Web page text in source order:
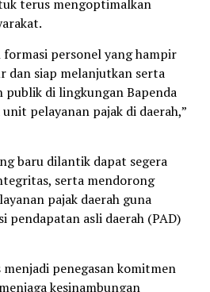
terus mengoptimalkan
personel yang hampir
dan siap melanjutkan serta
publik di lingkungan Bapenda
pelayanan pajak di daerah,”
baru dilantik dapat segera
serta mendorong
pajak daerah guna
pendapatan asli daerah (PAD)
penegasan komitmen
kesinambungan